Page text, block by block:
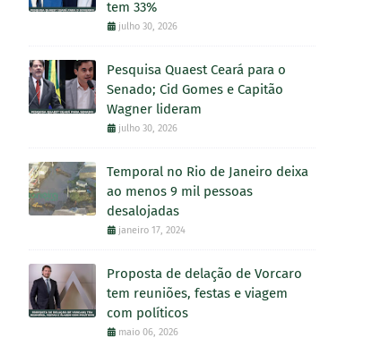
tem 33%
julho 30, 2026
Pesquisa Quaest Ceará para o
Senado; Cid Gomes e Capitão
Wagner lideram
julho 30, 2026
Temporal no Rio de Janeiro deixa
ao menos 9 mil pessoas
desalojadas
janeiro 17, 2024
Proposta de delação de Vorcaro
tem reuniões, festas e viagem
com políticos
maio 06, 2026